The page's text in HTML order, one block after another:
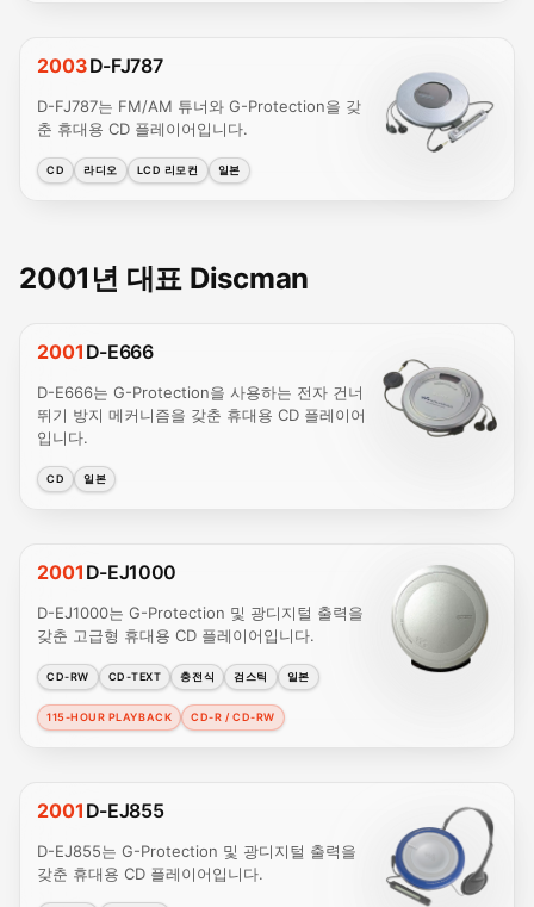
2003D-FJ787
D-FJ787는 FM/AM 튜너와 G-Protection을 갖
춘 휴대용 CD 플레이어입니다.
CD 라디오 LCD 리모컨 일본
2001년 대표 Discman
2001 D-E666
D-E666는 G-Protection을 사용하는 전자 건너
뛰기 방지 메커니즘을 갖춘 휴대용 CD 플레이어
입니다.
CD 일본
2001 D-EJ1000
D-EJ1000는 G-Protection 및 광디지털 출력을
갖춘 고급형 휴대용 CD 플레이어입니다.
CD-RW CD-TEXT 충전식 검스틱 일본
115-HOUR PLAYBACK CD-R / CD-RW
2001 D-EJ855
D-EJ855는 G-Protection 및 광디지털 출력을
갖춘 휴대용 CD 플레이어입니다.